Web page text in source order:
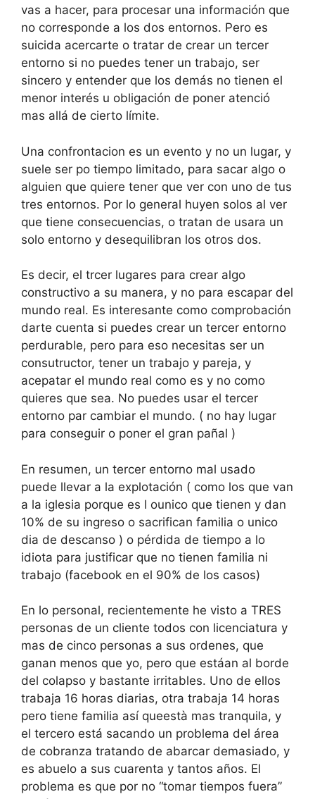
vas a hacer, para procesar una información que
no corresponde a los dos entornos. Pero es
suicida acercarte o tratar de crear un tercer
entorno si no puedes tener un trabajo, ser
sincero y entender que los demás no tienen el
menor interés u obligación de poner atenció
mas allá de cierto límite.
Una confrontacion es un evento y no un lugar, y
suele ser po tiempo limitado, para sacar algo o
alguien que quiere tener que ver con uno de tus
tres entornos. Por lo general huyen solos al ver
que tiene consecuencias, o tratan de usara un
solo entorno y desequilibran los otros dos.
Es decir, el trcer lugares para crear algo
constructivo a su manera, y no para escapar del
mundo real. Es interesante como comprobación
darte cuenta si puedes crear un tercer entorno
perdurable, pero para eso necesitas ser un
consutructor, tener un trabajo y pareja, y
acepatar el mundo real como es y no como
quieres que sea. No puedes usar el tercer
entorno par cambiar el mundo. ( no hay lugar
para conseguir o poner el gran pañal )
En resumen, un tercer entorno mal usado
puede llevar a la explotación ( como los que van
a la iglesia porque es l ounico que tienen y dan
10% de su ingreso o sacrifican familia o unico
dia de descanso ) o pérdida de tiempo a lo
idiota para justificar que no tienen familia ni
trabajo (facebook en el 90% de los casos)
En lo personal, recientemente he visto a TRES
personas de un cliente todos con licenciatura y
mas de cinco personas a sus ordenes, que
ganan menos que yo, pero que estáan al borde
del colapso y bastante irritables. Uno de ellos
trabaja 16 horas diarias, otra trabaja 14 horas
pero tiene familia así queestà mas tranquila, y
el tercero está sacando un problema del área
de cobranza tratando de abarcar demasiado, y
es abuelo a sus cuarenta y tantos años. El
problema es que por no “tomar tiempos fuera”